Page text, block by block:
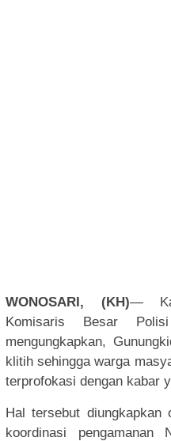
WONOSARI, (KH)—
Komisaris Besar
mengungkapkan,
klitih sehingga warga
terprofokasi dengan kabar
Hal tersebut diungkapkan
koordinasi